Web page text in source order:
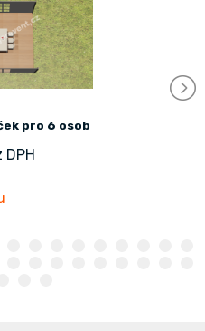
pro 6 osob
DPH